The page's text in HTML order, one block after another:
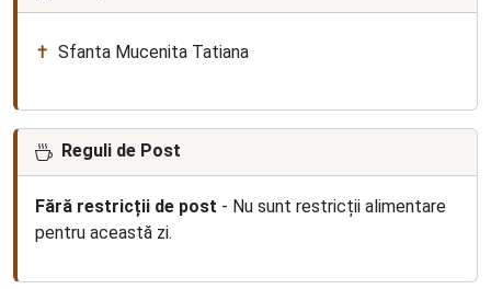
Sfanta Mucenita Tatiana
Reguli de Post
Fără restricții de post - Nu sunt restricții alimentare
pentru această zi.